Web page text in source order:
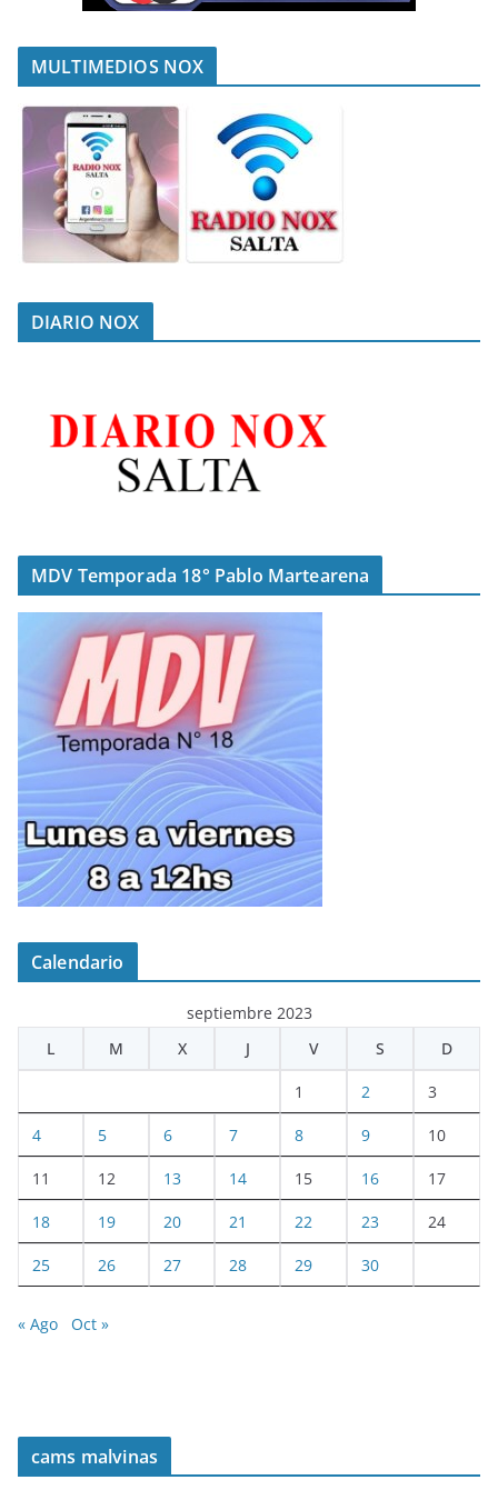
MULTIMEDIOS NOX
DIARIO NOX
MDV Temporada 18° Pablo Martearena
Calendario
septiembre 2023
L
M X J V S D
1 2 3
4 5 6 7 8 9 10
11 12 13 14 15 16 17
18 19 20 21 22 23 24
25 26 27 28 29 30
« Ago Oct »
cams malvinas